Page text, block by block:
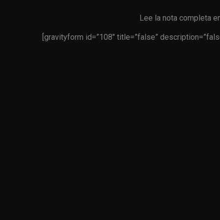
Lee la nota completa
[gravityform id=”108″ title=”false”